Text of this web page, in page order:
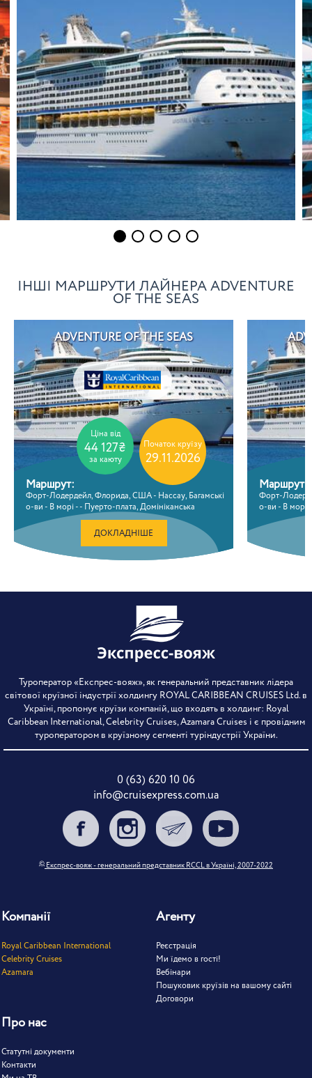
ІНШІ МАРШРУТИ ЛАЙНЕРА ADVENTURE
OF THE SEAS
ADVENTURE OF THE SEAS
Ціна від
44 127₴
за каюту
Початок круїзу
29.11.2026
Маршрут:
Форт-Лодердейл, Флорида, США - Нассау, Багамські
о-ви - В морі - - Пуерто-плата, Домініканська
республіка - В морі - Форт-Лодердейл, Флорида,
США
ДОКЛАДНІШЕ
Маршрут:
Форт-
о-ви - В морі
Лодердейл,
Туроператор «Експрес-вояж», як генеральний представник лідера
світової круїзної індустрії холдингу ROYAL CARIBBEAN CRUISES Ltd. в
Україні, пропонує круїзи компаній, що входять в холдинг: Royal
Caribbean International, Celebrity Cruises, Azamara Cruises і є провідним
туроператором в круїзному сегменті туріндустрії України.
0 (63) 620 10 06
info@cruisexpress.com.ua
© Експрес-вояж - генеральний представник RCCL в Україні, 2007-2022
Компанії
Royal Caribbean International
Celebrity Cruises
Azamara
Агенту
Реєстрація
Ми їдемо в гості!
Вебінари
Пошуковик круїзів на вашому сайті
Договори
Про нас
Статутні документи
Контакти